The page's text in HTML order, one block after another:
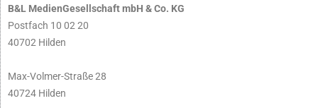
B&L MedienGesellschaft mbH & Co. KG
Postfach 10 02 20
40702 Hilden
Max-Volmer-Straße 28
40724 Hilden